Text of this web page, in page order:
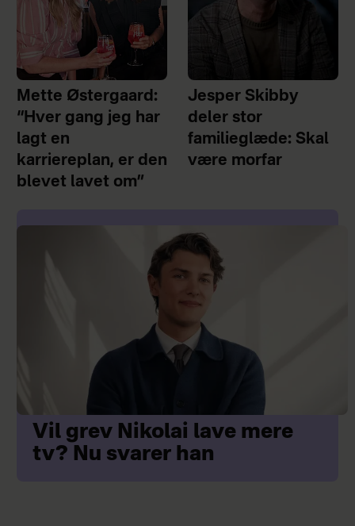
Mette Østergaard:
“Hver gang jeg har
lagt en
karriereplan, er den
blevet lavet om”
Jesper Skibby
deler stor
familieglæde: Skal
være morfar
Vil grev Nikolai lave mere
tv? Nu svarer han